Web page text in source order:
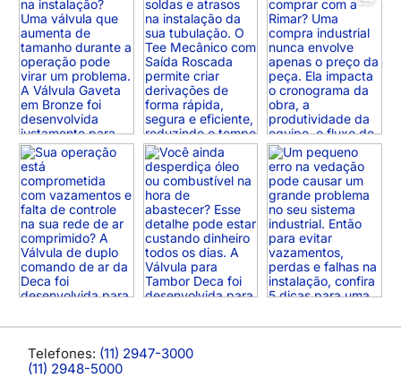
Telefones: (11) 2947-3000
(11) 2948-5000